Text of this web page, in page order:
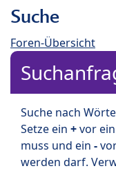
Suche
Foren-Übersicht
Suche nach
Setze ein +vor
muss und ein -
werden darf.